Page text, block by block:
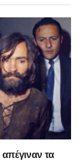
τα